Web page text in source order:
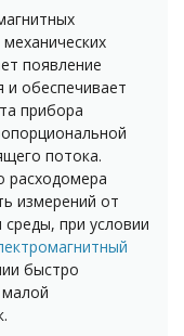
появление
и обеспечивает
прибора
потока.
расходомера
измерений от
при условии
быстро